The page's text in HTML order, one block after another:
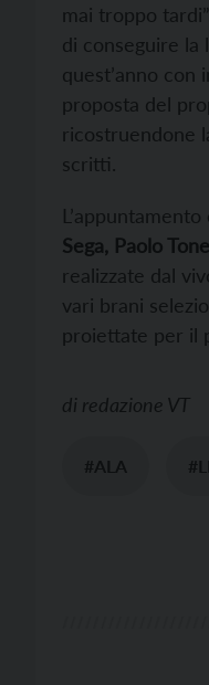
mai troppo
di conseguire la
quest’anno
proposta del
ricostruendone
scritti.
Sega, Paolo
realizzate dal
vari brani
proiettate per il
di redazione VT
#ALA